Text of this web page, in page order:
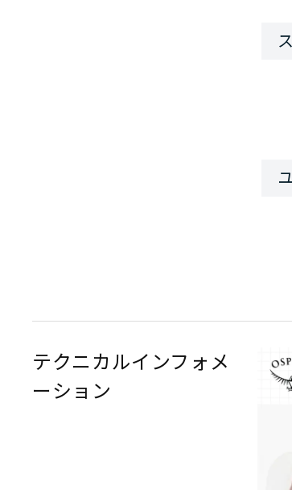
テクニカルインフォメ
ーション